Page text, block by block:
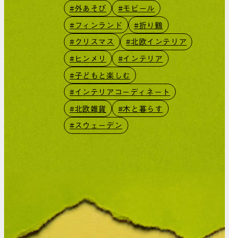
#外あそび #モビール
#フィンランド #折り鶴
#クリスマス #北欧インテリア
#ヒンメリ #インテリア
#子どもと楽しむ
#インテリアコーディネート
#北欧雑貨 #木と暮らす
#スウェーデン